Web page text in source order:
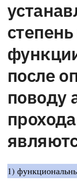
после
поводу
1)